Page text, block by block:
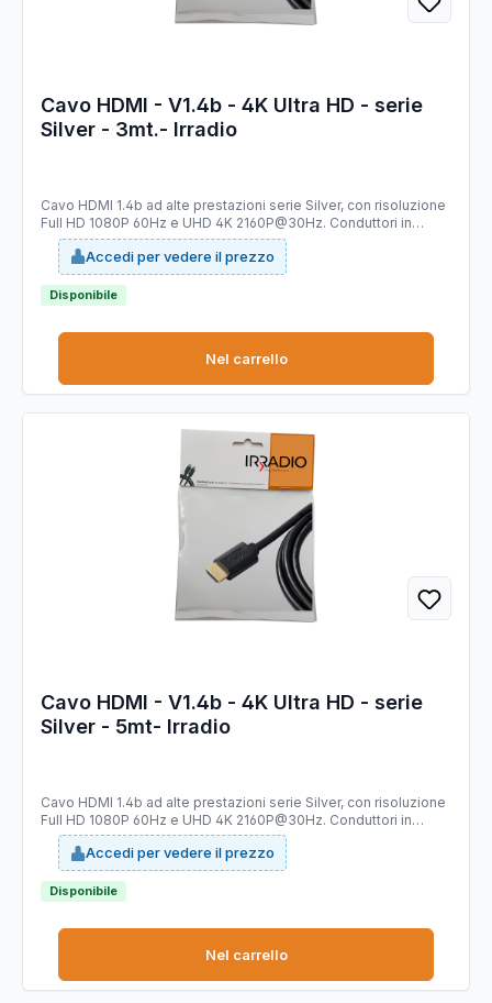
Cavo HDMI - V1.4b - 4K Ultra HD - serie
Silver - 3mt.- Irradio
Cavo HDMI 1.4b ad alte prestazioni serie Silver, con risoluzione
Full HD 1080P 60Hz e UHD 4K 2160P@30Hz. Conduttori in
allumino e rame AWG30/0,254mm e connettori tipo: spina HDMI
- spina HDMI, contatti dorati. Corpo del connettore in materiale
plastico di colore nero con terminali dorati. Grazie alle sue
ridotte dimensioni permette di agevolare la connessione in
presenza di altri cavi. Guaina in PVC di colore nero con diametro
Accedi per vedere il prezzo
Disponibile
Nel carrello
Cavo HDMI - V1.4b - 4K Ultra HD - serie
Silver - 5mt- Irradio
Cavo HDMI 1.4b ad alte prestazioni serie Silver, con risoluzione
Full HD 1080P 60Hz e UHD 4K 2160P@30Hz. Conduttori in
allumino e rame AWG30/0,254mm e connettori tipo: spina HDMI
- spina HDMI, contatti dorati. Corpo del connettore in materiale
plastico di colore nero con terminali dorati. Grazie alle sue
ridotte dimensioni permette di agevolare la connessione in
presenza di altri cavi. Guaina in PVC di colore nero con diametro
di 5.5mm.
Accedi per vedere il prezzo
Disponibile
Nel carrello